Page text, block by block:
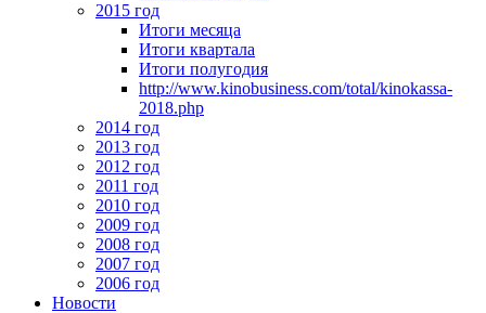
2015 год
Итоги месяца
Итоги квартала
Итоги полугодия
http://www.kinobusiness.com/total/kinokassa-
2018.php
2014 год
2013 год
2012 год
2011 год
2010 год
2009 год
2008 год
2007 год
2006 год
Новости